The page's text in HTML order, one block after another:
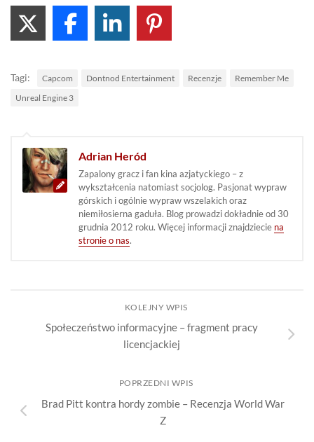
Tagi: Capcom Dontnod Entertainment Recenzje
Remember Me
Unreal Engine 3
Adrian Heród
Zapalony gracz i fan kina azjatyckiego – z
wykształcenia natomiast socjolog. Pasjonat wypraw
górskich i ogólnie wypraw wszelakich oraz
niemiłosierna gaduła. Blog prowadzi dokładnie od 30
grudnia 2012 roku. Więcej informacji znajdziecie na
stronie o nas.
KOLEJNY WPIS
Społeczeństwo informacyjne – fragment pracy
licencjackiej
POPRZEDNI WPIS
Brad Pitt kontra hordy zombie – Recenzja World War
Z